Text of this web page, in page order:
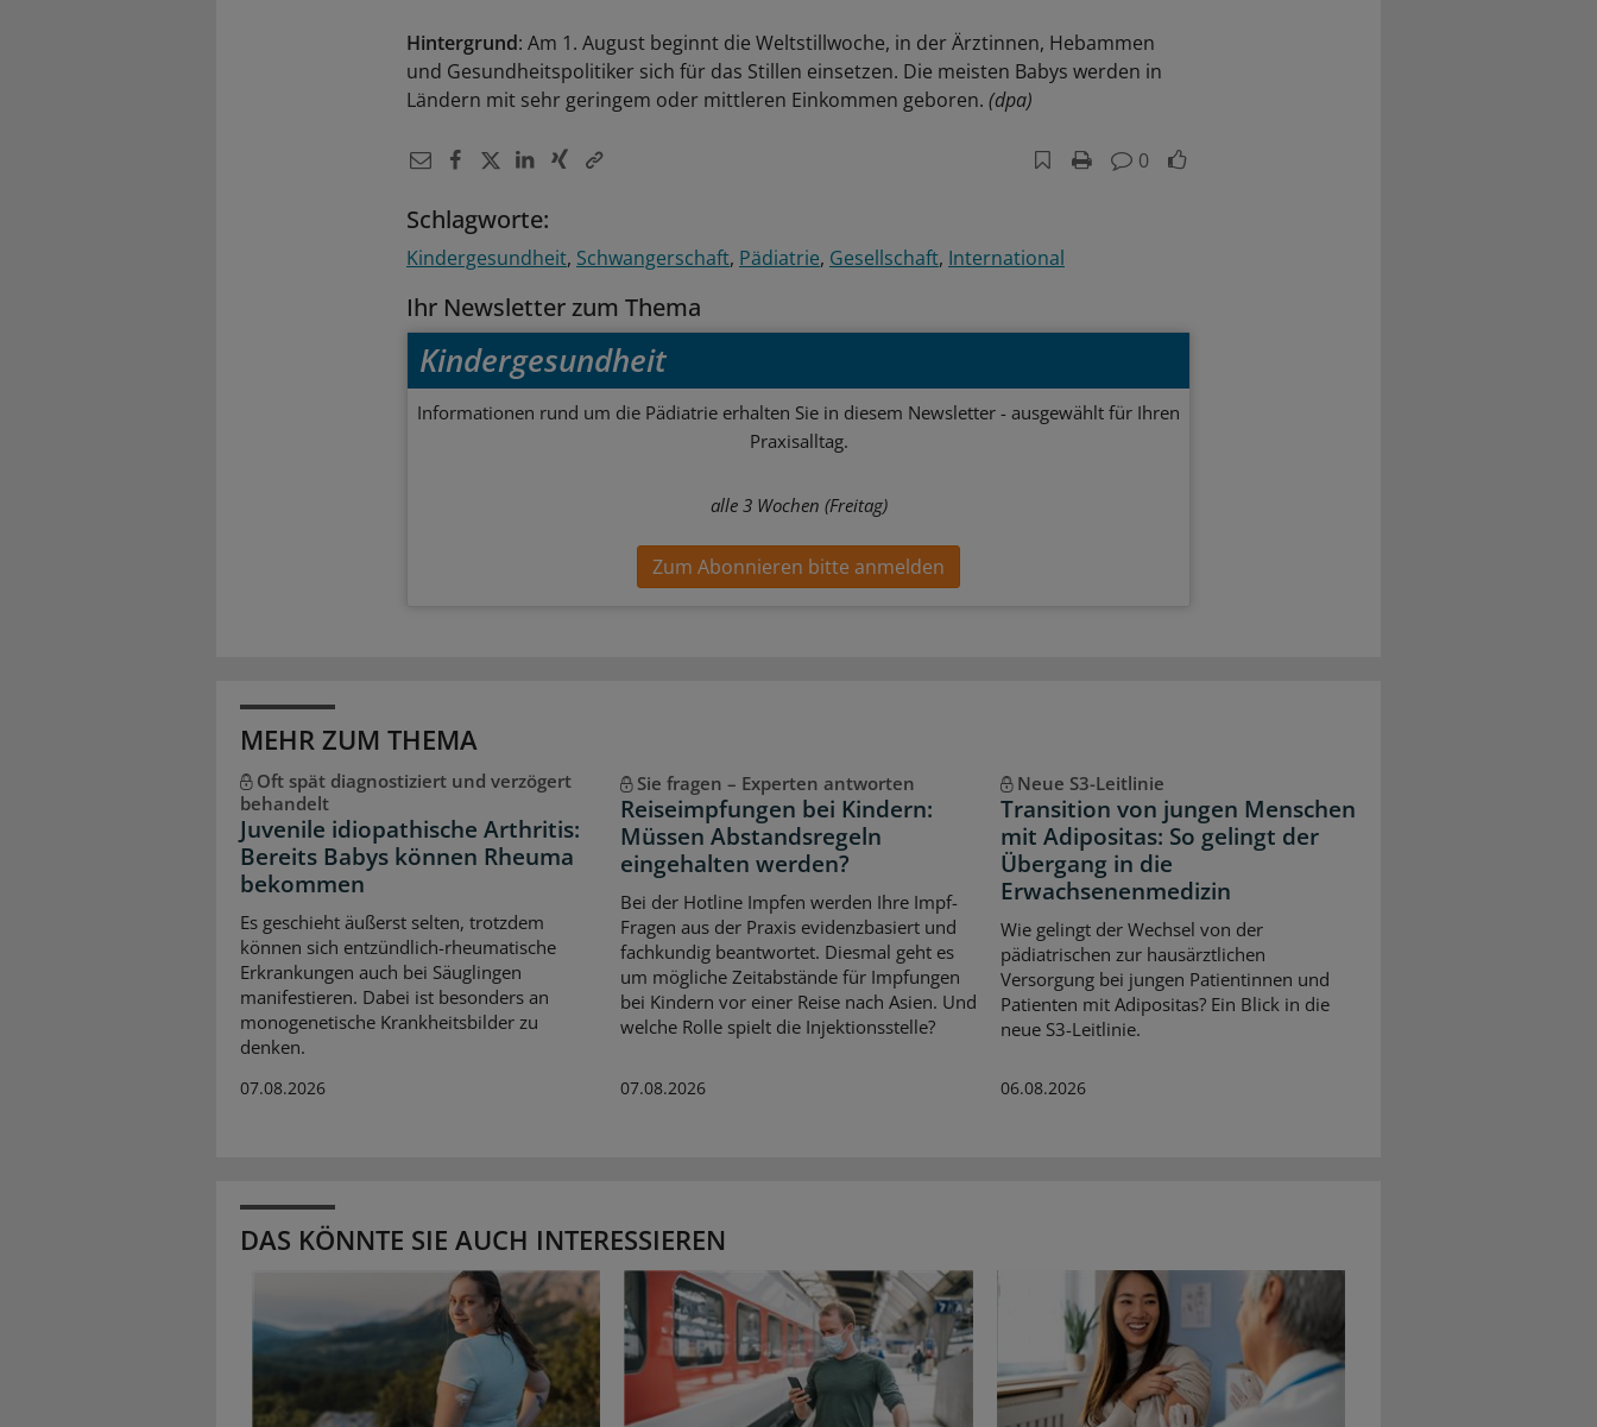
Hintergrund: Am 1. August beginnt die Weltstillwoche, in der Ärztinnen, Hebammen
und Gesundheitspolitiker sich für das Stillen einsetzen. Die meisten Babys werden in
Ländern mit sehr geringem oder mittleren Einkommen geboren. (dpa)
0
Schlagworte:
Kindergesundheit Schwangerschaft Pädiatrie Gesellschaft International
Ihr Newsletter zum Thema
Kindergesundheit
Informationen rund um die Pädiatrie erhalten Sie in diesem Newsletter - ausgewählt für Ihren
Praxisalltag.
alle 3 Wochen (Freitag)
Zum Abonnieren bitte anmelden
MEHR ZUM THEMA
Oft spät diagnostiziert und verzögert
behandelt
Juvenile idiopathische Arthritis:
Bereits Babys können Rheuma
bekommen
Es geschieht äußerst selten, trotzdem
können sich entzündlich-rheumatische
Erkrankungen auch bei Säuglingen
manifestieren. Dabei ist besonders an
monogenetische Krankheitsbilder zu
denken.
07.08.2026
Sie fragen – Experten antworten
Reiseimpfungen bei Kindern:
Müssen Abstandsregeln
eingehalten werden?
Bei der Hotline Impfen werden Ihre Impf-
Fragen aus der Praxis evidenzbasiert und
fachkundig beantwortet. Diesmal geht es
um mögliche Zeitabstände für Impfungen
bei Kindern vor einer Reise nach Asien. Und
welche Rolle spielt die Injektionsstelle?
07.08.2026
Neue S3-Leitlinie
Transition von jungen Menschen
mit Adipositas: So gelingt der
Übergang in die
Erwachsenenmedizin
Wie gelingt der Wechsel von der
pädiatrischen zur hausärztlichen
Versorgung bei jungen Patientinnen und
Patienten mit Adipositas? Ein Blick in die
neue S3-Leitlinie.
06.08.2026
DAS KÖNNTE SIE AUCH INTERESSIEREN